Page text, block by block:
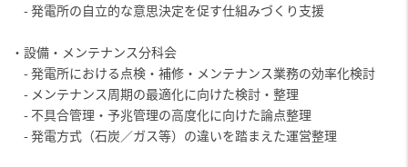
- 発電所の自立的な意思決定を促す仕組みづくり支援
・設備・メンテナンス分科会
- 発電所における点検・補修・メンテナンス業務の効率化検討
- メンテナンス周期の最適化に向けた検討・整理
- 不具合管理・予兆管理の高度化に向けた論点整理
- 発電方式（石炭／ガス等）の違いを踏まえた運営整理